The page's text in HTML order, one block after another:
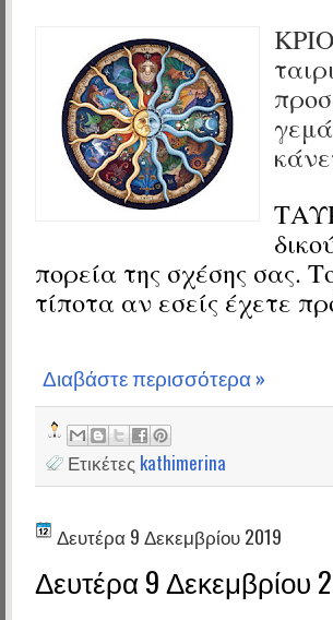
πορεία της σχέσης σας.
τίποτα αν εσείς έχετε
Διαβάστε περισσότερα »
Ετικέτες kathimerina
Δευτέρα 9 Δεκεμβρίου 2019
Δευτέρα 9 Δεκεμβρίου